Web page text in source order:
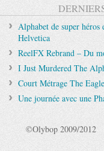
Alphabet de super héros
Helvetica
ReelFX Rebrand – Du
I Just Murdered The
Court Métrage The
Une journée avec une
©Olybop 2009/2012